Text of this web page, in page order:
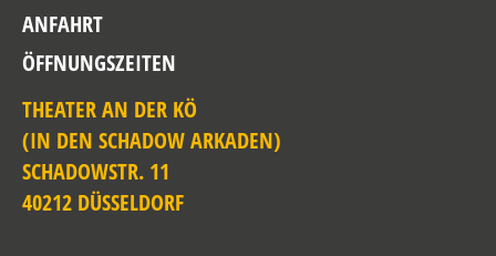
ANFAHRT
ÖFFNUNGSZEITEN
THEATER AN DER KÖ
(IN DEN SCHADOW ARKADEN)
SCHADOWSTR. 11
40212 DÜSSELDORF